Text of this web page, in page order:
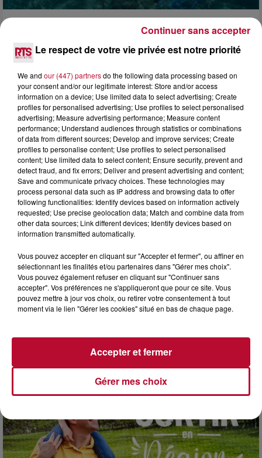
HÉRAULT, PYRÉNÉES-ORIENTALES : TROIS
SPOTS DE SNORKELING À EXPLORER...
complexes pour observer la vie sous-marine. Cet été, un
masque, un tuba et une paire de palmes...
3 août 2026
SOIRÉE DJ PLAYA
Le respect de votre vie privée est notre priorité
We and our (447) partnersdo the following data processing based on
your consent and/or our legitimate interest: Store and/or access
information on a device; Use limited data to select advertising; Create
profiles for personalised advertising; Use profiles to select personalised
advertising; Measure advertising performance; Measure content
performance; Understand audiences through statistics or combinations
of data from different sources; Develop and improve services; Create
profiles to personalise content; Use profiles to select personalised
content; Use limited data to select content; Ensure security, prevent and
detect fraud, and fix errors; Deliver and present advertising and content;
Save and communicate privacy choices. These technologies may
process personal data such as IP address and browsing data to offer
following functionalities: Identify devices based on information actively
requested; Use precise geolocation data; Match and combine data from
other data sources; Link different devices; Identify devices based on
information transmitted automatically.
Vous pouvez accepter en cliquant sur "Accepter et fermer", ou affiner en
sélectionnant les finalités et/ou partenaires dans "Gérer mes choix".
Vous pouvez également refuser en cliquant sur "Continuer sans
accepter". Vos préférences ne s'appliqueront que pour ce site. Vous
pouvez mettre à jour vos choix, ou retirer votre consentement à tout
moment via le lien "Gérer les cookies" situé en bas de chaque page.
Gérer mes choix
Accepter et fermer
Continuer sans accepter